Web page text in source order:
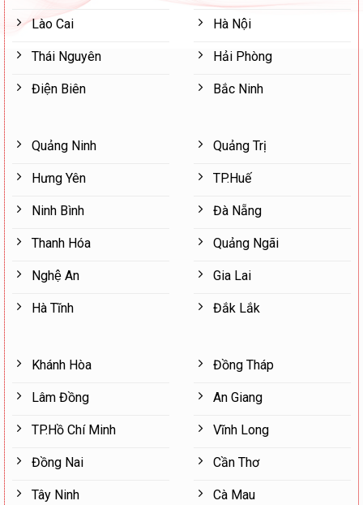
Lào Cai
Thái Nguyên
Điện Biên
Hà Nội
Hải Phòng
Bắc Ninh
Quảng Ninh
Hưng Yên
Ninh Bình
Thanh Hóa
Nghệ An
Hà Tĩnh
Quảng Trị
TP.Huế
Đà Nẵng
Quảng Ngãi
Gia Lai
Đắk Lắk
Khánh Hòa
Lâm Đồng
TP.Hồ Chí Minh
Đồng Nai
Tây Ninh
Đồng Tháp
An Giang
Vĩnh Long
Cần Thơ
Cà Mau